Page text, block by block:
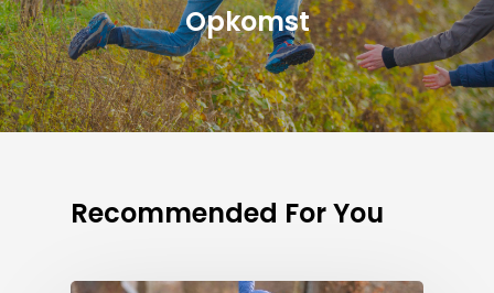
Opkomst
Recommended For You